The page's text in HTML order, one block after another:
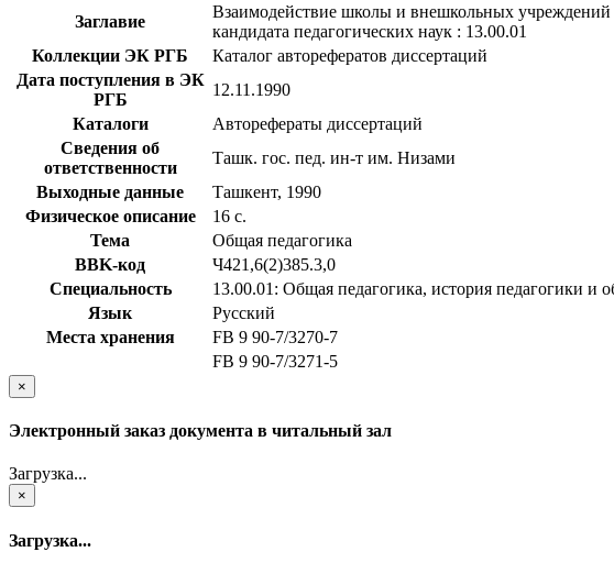
Заглавие
Взаимодействие школы и внешкольных учреждений
кандидата педагогических наук : 13.00.01
Коллекции ЭК РГБ
Каталог авторефератов диссертаций
Дата поступления в ЭК
РГБ
12.11.1990
Каталоги
Авторефераты диссертаций
Сведения об
ответственности
Ташк. гос. пед. ин-т им. Низами
Выходные данные
Ташкент, 1990
Физическое описание
16 с.
Тема
Общая педагогика
BBK-код
Ч421,6(2)385.3,0
Специальность
13.00.01: Общая педагогика, история педагогики и
Язык
Русский
Места хранения
FB 9 90-7/3270-7
FB 9 90-7/3271-5
×
Электронный заказ документа в читальный зал
Загрузка...
×
Загрузка...